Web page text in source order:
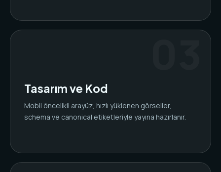
Tasarım ve Kod
Mobil öncelikli arayüz, hızlı yüklenen görseller,
schema ve canonical etiketleriyle yayına hazırlanır.